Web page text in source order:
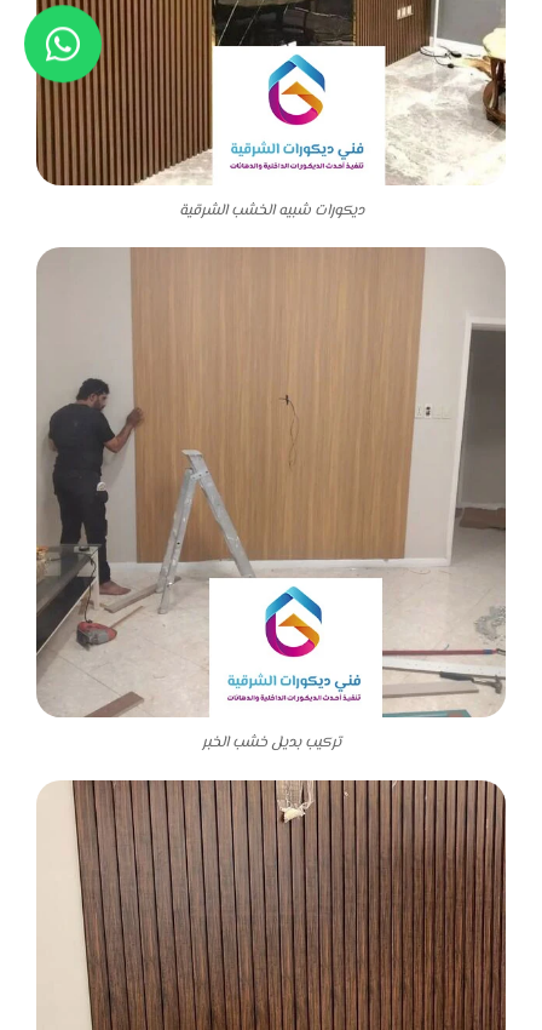
ديكورات شبيه الخشب الشرقية
تركيب بديل خشب الخبر